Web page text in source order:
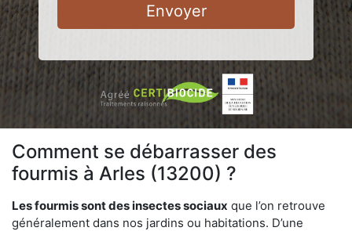
Envoyer
Comment se débarrasser des
fourmis à Arles (13200) ?
Les fourmis sont des insectes sociaux que l’on retrouve
généralement dans nos jardins ou habitations. D’une